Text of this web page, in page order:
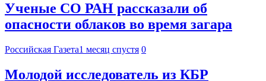
Ученые СО РАН рассказали об
опасности облаков во время загара
Российская Газета1 месяц спустя 0
Молодой исследователь из КБР